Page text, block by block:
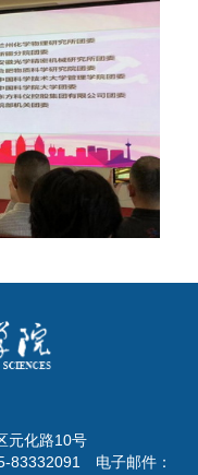
元化路10号
83332091 电子邮件：